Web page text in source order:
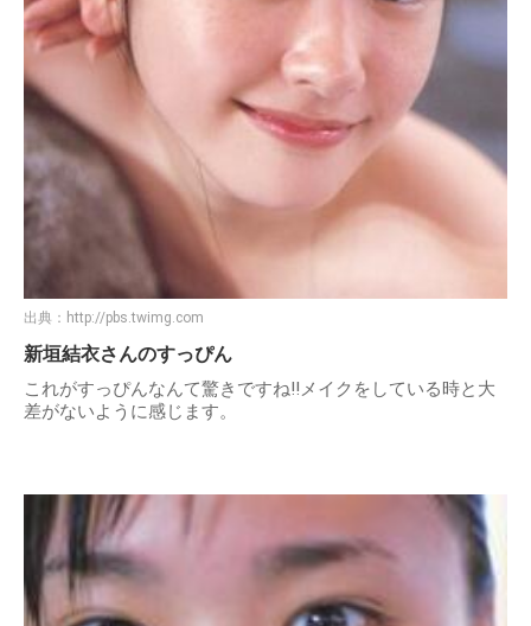
出典： http://pbs.twimg.com
新垣結衣さんのすっぴん
これがすっぴんなんて驚きですね!!メイクをしている時と大
差がないように感じます。